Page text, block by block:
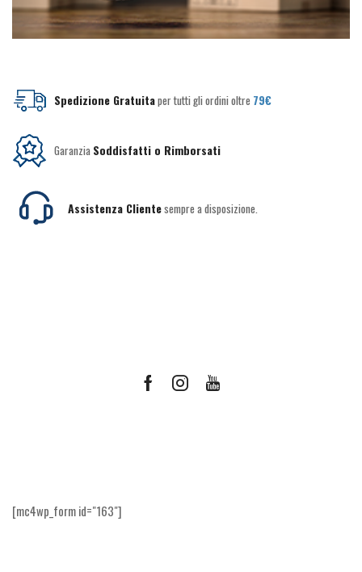
Spedizione Gratuitaper tutti gli ordini oltre 79€
Garanzia Soddisfatti o Rimborsati
Assistenza Clientesempre a disposizione.
FacebookInstagramYoutube
[mc4wp_form id="163"]